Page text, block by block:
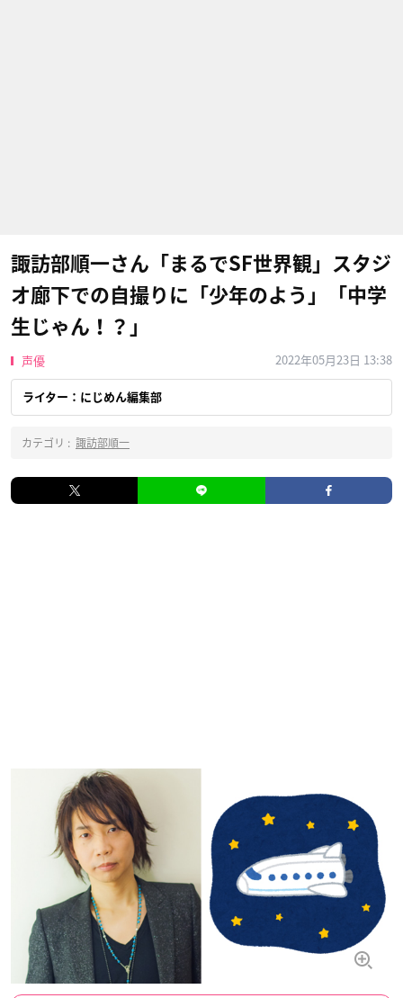
諏訪部順一さん「まるでSF世界観」スタジ
オ廊下での自撮りに「少年のよう」「中学
生じゃん！？」
声優 2022年05月23日 13:38
ライター：にじめん編集部
カテゴリ : 諏訪部順一